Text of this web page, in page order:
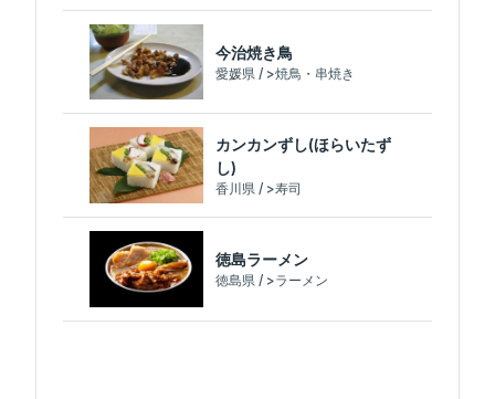
今治焼き鳥
愛媛県 / >焼鳥・串焼き
カンカンずし(ほらいたず
し)
香川県 / >寿司
徳島ラーメン
徳島県 / >ラーメン